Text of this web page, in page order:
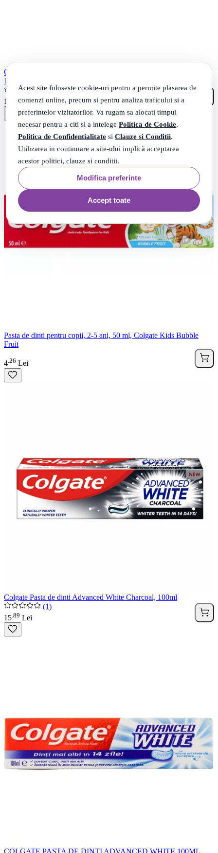
Acest site foloseste cookie-uri pentru a permite plasarea de
comenzi online, precum si pentru analiza traficului si a
preferintelor vizitatorilor. Va rugam sa alocati timpul
necesar pentru a citi si a intelege Politica de Cookie,
Politica de Confidentialitate si Clauze si Conditii.
Utilizarea in continuare a site-ului implică acceptarea
acestor politici, clauze si conditii.
Modifica preferinte
Accept toate
Colgate Max White Crystal Mint Pasta de dinti cu efect de albire ,
100 ml
(1)
11
11Lei
Pasta de dinti pentru copii, 2-5 ani, 50 ml, Colgate Kids Bubble
Fruit
4 26 Lei
Colgate Pasta de dinti Advanced White Charcoal, 100ml
(1)
15 89 Lei